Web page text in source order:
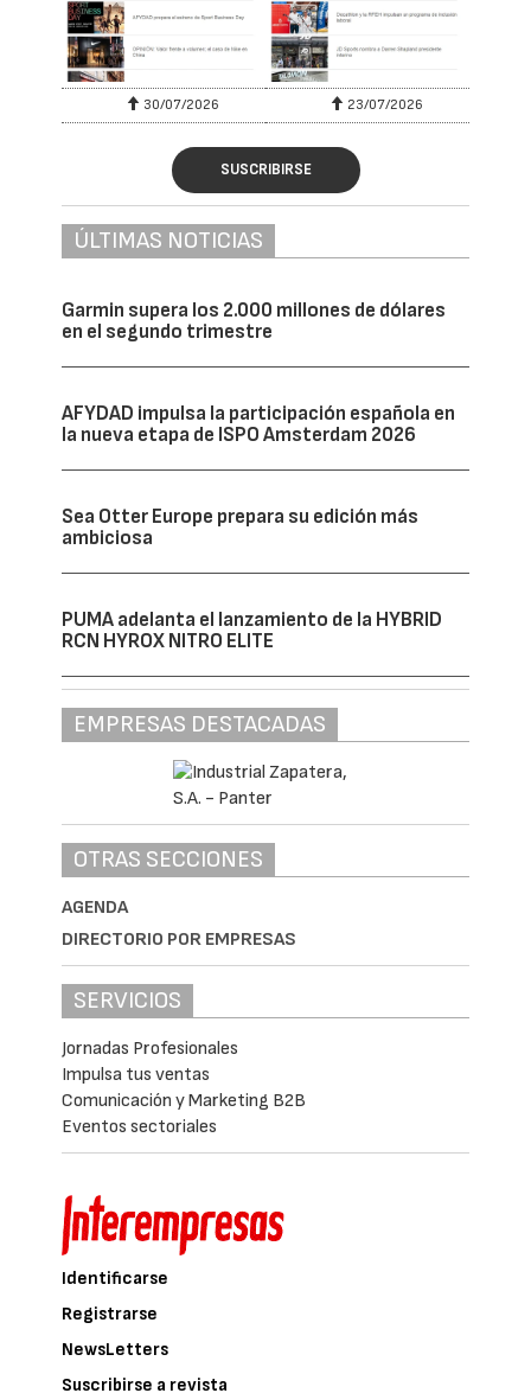
30/07/2026 23/07/2026
SUSCRIBIRSE
ÚLTIMAS NOTICIAS
Garmin supera los 2.000 millones de dólares
en el segundo trimestre
AFYDAD impulsa la participación española en
la nueva etapa de ISPO Amsterdam 2026
Sea Otter Europe prepara su edición más
ambiciosa
PUMA adelanta el lanzamiento de la HYBRID
RCN HYROX NITRO ELITE
EMPRESAS DESTACADAS
OTRAS SECCIONES
AGENDA
DIRECTORIO POR EMPRESAS
SERVICIOS
Jornadas Profesionales
Impulsa tus ventas
Comunicación y Marketing B2B
Eventos sectoriales
Identificarse
Registrarse
NewsLetters
Suscribirse a revista